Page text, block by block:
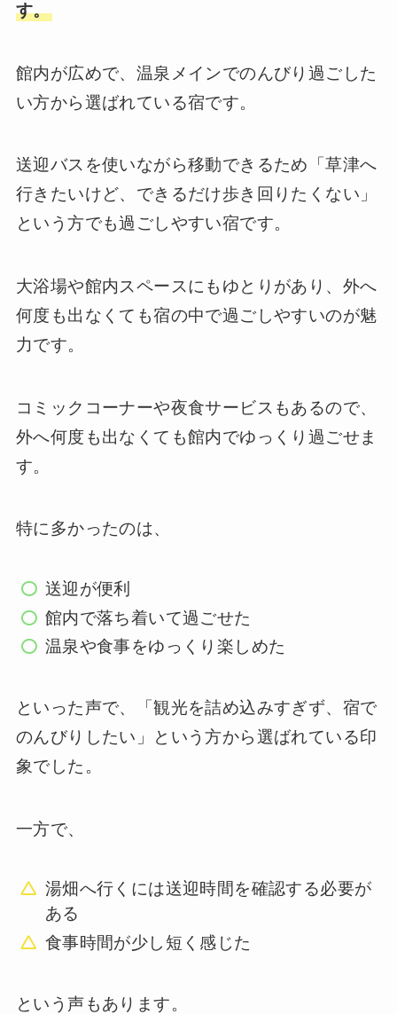
す。
館内が広めで、温泉メインでのんびり過ごした
い方から選ばれている宿です。
送迎バスを使いながら移動できるため「草津へ
行きたいけど、できるだけ歩き回りたくない」
という方でも過ごしやすい宿です。
大浴場や館内スペースにもゆとりがあり、外へ
何度も出なくても宿の中で過ごしやすいのが魅
力です。
コミックコーナーや夜食サービスもあるので、
外へ何度も出なくても館内でゆっくり過ごせま
す。
特に多かったのは、
送迎が便利
館内で落ち着いて過ごせた
温泉や食事をゆっくり楽しめた
といった声で、「観光を詰め込みすぎず、宿で
のんびりしたい」という方から選ばれている印
象でした。
一方で、
湯畑へ行くには送迎時間を確認する必要が
ある
食事時間が少し短く感じた
という声もあります。